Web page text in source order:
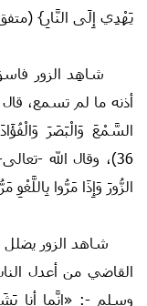
يَهْدِي إِلَى النَّارِ}
شاهِد الزور فاسق
أذنه ما لم تسمع،
السَّمْعَ وَالْبَصَرَ
36)، وقال الله -
الزُّورَ وَإِذَا مَرُّوا بِاللَّغْوِ
شاهد الزور يضلل
القاضي من أعدل
وسلم -: «إنَّما أنا